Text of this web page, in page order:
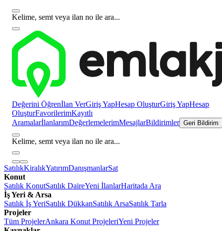
Kelime, semt veya ilan no ile ara...
Değerini Öğrenİlan VerGiriş YapHesap OluşturGiriş YapHesap
OluşturFavorilerimKayıtlı
AramalarİlanlarımDeğerlemelerimMesajlarBildirimler Geri Bildirim
Kelime, semt veya ilan no ile ara...
SatılıkKiralıkYatırımDanışmanlarSat
Konut
Satılık KonutSatılık DaireYeni İlanlarHaritada Ara
İş Yeri & Arsa
Satılık İş YeriSatılık DükkanSatılık ArsaSatılık Tarla
Projeler
Tüm ProjelerAnkara Konut ProjeleriYeni Projeler